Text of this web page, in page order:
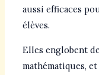
aussi efficaces
élèves.
Elles englobent
mathématiques,